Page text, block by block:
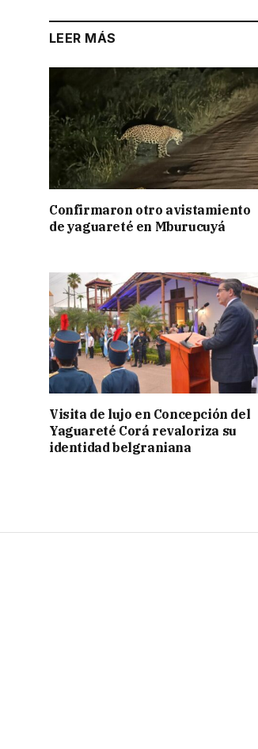
LEER MÁS
Confirmaron otro avistamiento
de yaguareté en Mburucuyá
Visita de lujo en Concepción del
Yaguareté Corá revaloriza su
identidad belgraniana